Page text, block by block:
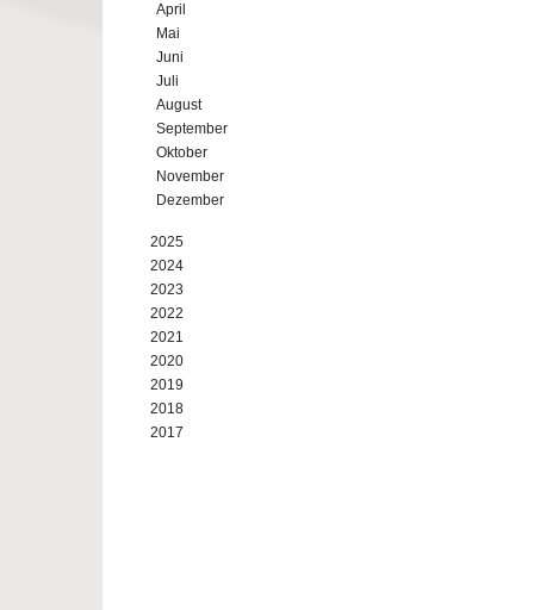
April
Mai
Juni
Juli
August
September
Oktober
November
Dezember
2025
2024
2023
2022
2021
2020
2019
2018
2017